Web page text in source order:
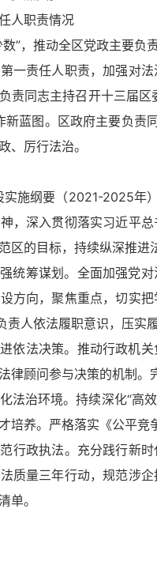
人职责情况
”，推动全区党政主要
一责任人职责，加强对
责同志主持召开十三届
蓝图。区政府主要负责
、厉行法治。
施纲要（2021-2025年
，深入贯彻落实习近平
区的目标，持续纵深推进
强统筹谋划。全面加强党
方向，聚焦重点，切实
责人依法履职意识，压实
进依法决策。推动行政机
律顾问参与决策的机制。
法治环境。持续深化“高
培养。严格落实《公平竞
行政执法。充分践行新
质量三年行动，规范涉
单。